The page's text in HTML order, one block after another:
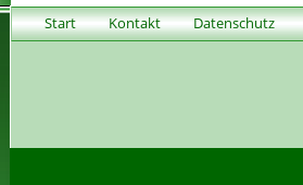
Start Kontakt Datenschutz